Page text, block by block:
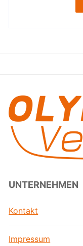
UNTERNEHMEN
Kontakt
Impressum